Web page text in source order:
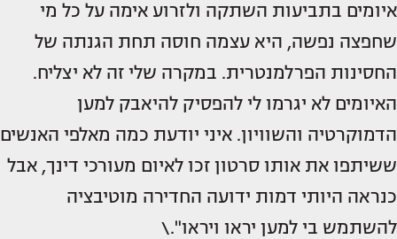
איומים בתביעות השתקה ולזרוע אימה על כל מי
שחפצה נפשה, היא עצמה חוסה תחת הגנתה של
החסינות הפרלמנטרית. במקרה שלי זה לא יצליח.
האיומים לא יגרמו לי להפסיק להיאבק למען
הדמוקרטיה והשוויון. איני יודעת כמה מאלפי האנשים
ששיתפו את אותו סרטון זכו לאיום מעורכי דינך, אבל
כנראה היותי דמות ידועה החדירה מוטיבציה
להשתמש בי למען יראו ויראו".\